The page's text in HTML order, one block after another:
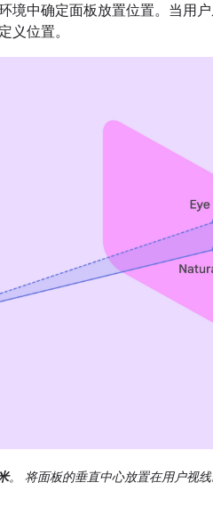
境中确定面板放置位置。当用
义位置。
。 将面板的垂直中心放置在用户视